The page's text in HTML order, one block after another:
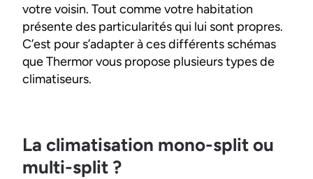
votre voisin. Tout comme votre habitation
présente des particularités qui lui sont propres.
C’est pour s’adapter à ces différents schémas
que Thermor vous propose plusieurs types de
climatiseurs.
La climatisation mono-split ou
multi-split ?